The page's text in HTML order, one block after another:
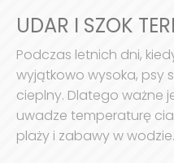
UDAR I SZOK
Podczas letnich dni,
wyjątkowo wysoka, psy
cieplny. Dlatego ważne
uwadze temperaturę
plaży i zabawy w wodzie.